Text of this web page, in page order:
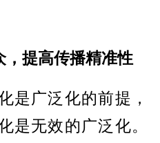
，提高传播精准性
是广泛化的前提，
是无效的广泛化。